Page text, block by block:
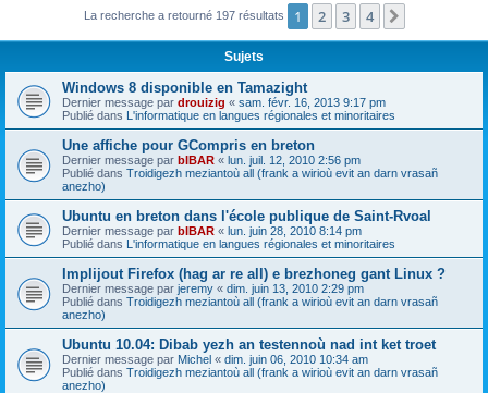
c
La recherche a retourné 197 résultats 1 2 3 4
Sujets
Windows 8 disponible en Tamazight
Dernier message par drouizig « sam. févr. 16, 2013 9:17 pm
Publié dans L'informatique en langues régionales et minoritaires
Une affiche pour GCompris en breton
Dernier message par bIBAR « lun. juil. 12, 2010 2:56 pm
Publié dans Troidigezh meziantoù all (frank a wirioù evit an darn vrasañ
anezho)
Ubuntu en breton dans l'école publique de Saint-Rvoal
Dernier message par bIBAR « lun. juin 28, 2010 8:14 pm
Publié dans L'informatique en langues régionales et minoritaires
Implijout Firefox (hag ar re all) e brezhoneg gant Linux ?
Dernier message par jeremy « dim. juin 13, 2010 2:29 pm
Publié dans Troidigezh meziantoù all (frank a wirioù evit an darn vrasañ
anezho)
Ubuntu 10.04: Dibab yezh an testennoù nad int ket troet
Dernier message par Michel « dim. juin 06, 2010 10:34 am
Publié dans Troidigezh meziantoù all (frank a wirioù evit an darn vrasañ
anezho)